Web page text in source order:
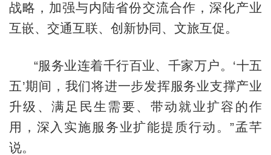
战略，加强与内陆省份交流合作，深化产业
互嵌、交通互联、创新协同、文旅互促。
“服务业连着千行百业、千家万户。‘十五
五’期间，我们将进一步发挥服务业支撑产业
升级、满足民生需要、带动就业扩容的作
用，深入实施服务业扩能提质行动。”孟芊
说。